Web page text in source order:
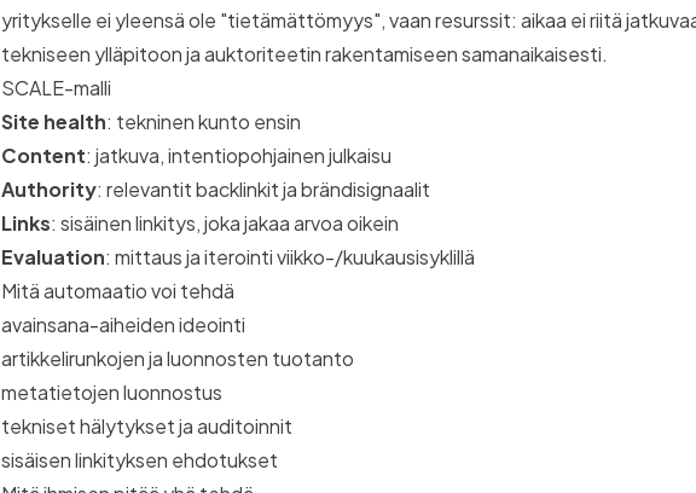
yritykselle ei yleensä ole "tietämättömyys", vaan resurssit: aikaa ei riitä
tekniseen ylläpitoon ja auktoriteetin rakentamiseen samanaikaisesti.
SCALE-malli
Site health: tekninen kunto ensin
Content: jatkuva, intentiopohjainen julkaisu
Authority: relevantit backlinkit ja brändisignaalit
Links: sisäinen linkitys, joka jakaa arvoa oikein
Evaluation: mittaus ja iterointi viikko-/kuukausisyklillä
Mitä automaatio voi tehdä
avainsana-aiheiden ideointi
artikkelirunkojen ja luonnosten tuotanto
metatietojen luonnostus
tekniset hälytykset ja auditoinnit
sisäisen linkityksen ehdotukset